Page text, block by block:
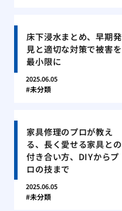
床下浸水まとめ、早期発
見と適切な対策で被害を
最小限に
2025.06.05
未分類
家具修理のプロが教え
る、長く愛せる家具との
付き合い方、DIYからプ
ロの技まで
2025.06.05
未分類